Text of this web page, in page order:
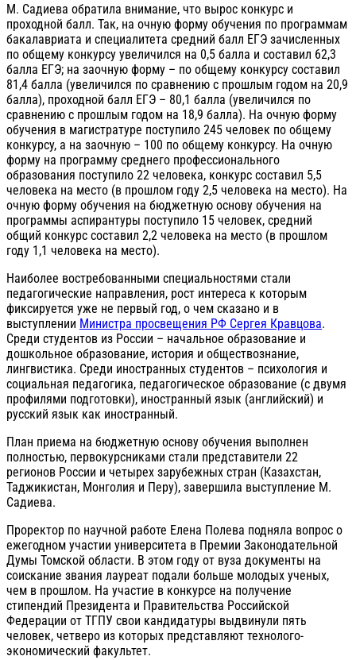
М. Садиева обратила внимание, что вырос конкурс и
проходной балл. Так, на очную форму обучения по программам
бакалавриата и специалитета средний балл ЕГЭ зачисленных
по общему конкурсу увеличился на 0,5 балла и составил 62,3
балла ЕГЭ; на заочную форму – по общему конкурсу составил
81,4 балла (увеличился по сравнению с прошлым годом на 20,9
балла), проходной балл ЕГЭ – 80,1 балла (увеличился по
сравнению с прошлым годом на 18,9 балла). На очную форму
обучения в магистратуре поступило 245 человек по общему
конкурсу, а на заочную – 100 по общему конкурсу. На очную
форму на программу среднего профессионального
образования поступило 22 человека, конкурс составил 5,5
человека на место (в прошлом году 2,5 человека на место). На
очную форму обучения на бюджетную основу обучения на
программы аспирантуры поступило 15 человек, средний
общий конкурс составил 2,2 человека на место (в прошлом
году 1,1 человека на место).
Наиболее востребованными специальностями стали
педагогические направления, рост интереса к которым
фиксируется уже не первый год, о чем сказано и в
выступлении Министра просвещения РФ Сергея Кравцова.
Среди студентов из России – начальное образование и
дошкольное образование, история и обществознание,
лингвистика. Среди иностранных студентов – психология и
социальная педагогика, педагогическое образование (с двумя
профилями подготовки), иностранный язык (английский) и
русский язык как иностранный.
План приема на бюджетную основу обучения выполнен
полностью, первокурсниками стали представители 22
регионов России и четырех зарубежных стран (Казахстан,
Таджикистан, Монголия и Перу), завершила выступление М.
Садиева.
Проректор по научной работе Елена Полева подняла вопрос о
ежегодном участии университета в Премии Законодательной
Думы Томской области. В этом году от вуза документы на
соискание звания лауреат подали больше молодых ученых,
чем в прошлом. На участие в конкурсе на получение
стипендий Президента и Правительства Российской
Федерации от ТГПУ свои кандидатуры выдвинули пять
человек, четверо из которых представляют технолого-
экономический факультет.